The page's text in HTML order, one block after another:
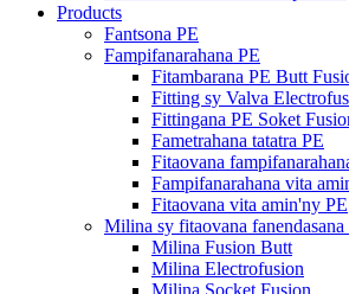
Products
Fantsona PE
Fampifanarahana PE
Fitambarana PE Butt
Fitting sy Valva
Fittingana PE Soket
Fametrahana tatatra PE
Fitaovana
Fampifanarahana vita
Fitaovana vita amin'ny PE
Milina sy fitaovana fanendasana
Milina Fusion Butt
Milina Electrofusion
Milina Socket Fusion